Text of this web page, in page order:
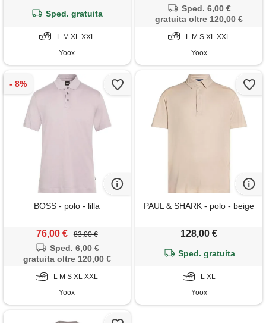
Sped. gratuita
L M XL XXL
Yoox
Sped. 6,00 €
gratuita oltre 120,00 €
L M S XL XXL
Yoox
BOSS - polo - lilla
76,00 € 83,00 €
Sped. 6,00 €
gratuita oltre 120,00 €
L M S XL XXL
Yoox
PAUL & SHARK - polo - beige
128,00 €
Sped. gratuita
L XL
Yoox